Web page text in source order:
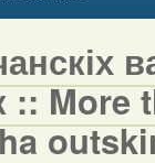
::